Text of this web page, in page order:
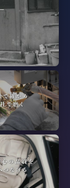
リンクホルダー